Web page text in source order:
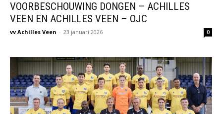
VOORBESCHOUWING DONGEN – ACHILLES
VEEN EN ACHILLES VEEN – OJC
vv Achilles Veen - 23 januari 2026 0